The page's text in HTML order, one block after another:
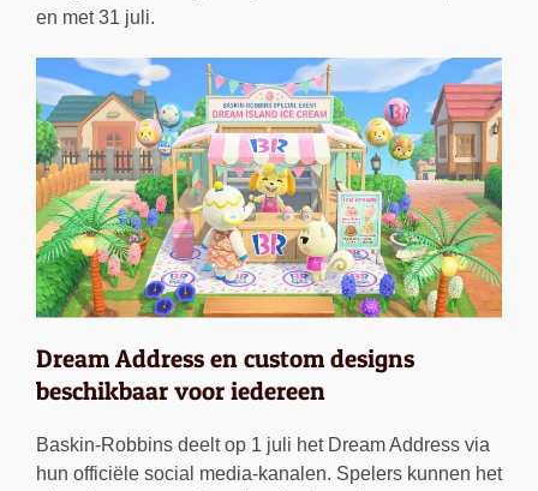
en met 31 juli.
Dream Address en custom designs
beschikbaar voor iedereen
Baskin-Robbins deelt op 1 juli het Dream Address via
hun officiële social media-kanalen. Spelers kunnen het